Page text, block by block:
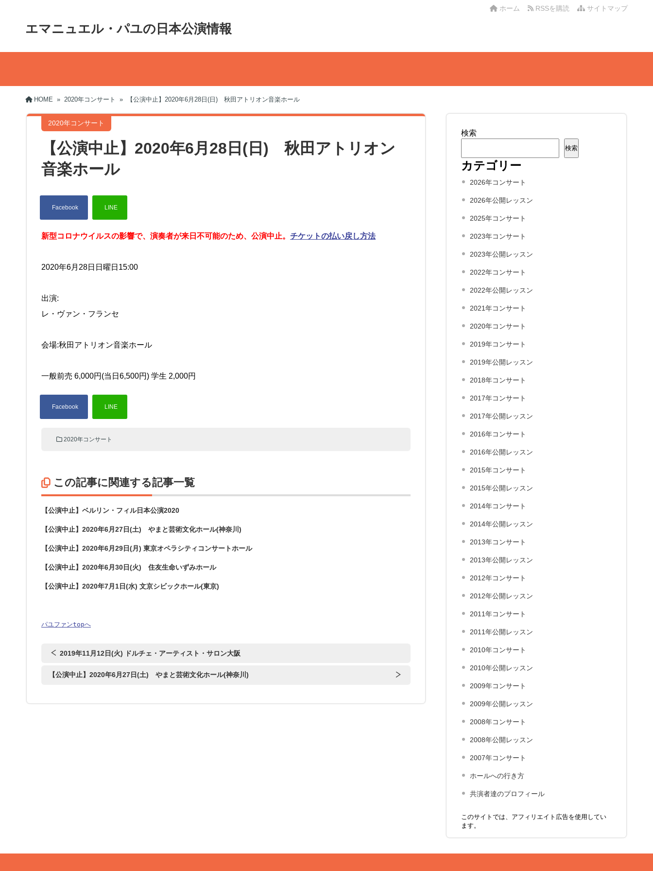
サイトマップ
RSSを購読
ホーム
エマニュエル・パユの日本公演情報
HOME » 2020年コンサート » 【公演中止】2020年6月28日(日) 秋田アトリオン音楽ホール
2020年コンサート
【公演中止】2020年6月28日(日) 秋田アトリオン
音楽ホール
新型コロナウイルスの影響で、演奏者が来日不可能のため、公演中止。 チケットの払い戻し方法
2020年6月28日日曜日15:00
出演:
レ・ヴァン・フランセ
会場:秋田アトリオン音楽ホール
一般前売 6,000円(当日6,500円) 学生 2,000円
2020年コンサート
この記事に関連する記事一覧
【公演中止】ベルリン・フィル日本公演2020
【公演中止】2020年6月27日(土) やまと芸術文化ホール(神奈川)
【公演中止】2020年6月29日(月) 東京オペラシティコンサートホール
【公演中止】2020年6月30日(火) 住友生命いずみホール
【公演中止】2020年7月1日(水) 文京シビックホール(東京)
パユファンtopへ
2019年11月12日(火) ドルチェ・アーティスト・サロン大阪
【公演中止】2020年6月27日(土) やまと芸術文化ホール(神奈川)
検索
検索
カテゴリー
2026年コンサート
2026年公開レッスン
2025年コンサート
2023年コンサート
2023年公開レッスン
2022年コンサート
2022年公開レッスン
2021年コンサート
2020年コンサート
2019年コンサート
2019年公開レッスン
2018年コンサート
2017年コンサート
2017年公開レッスン
2016年コンサート
2016年公開レッスン
2015年コンサート
2015年公開レッスン
2014年コンサート
2014年公開レッスン
2013年コンサート
2013年公開レッスン
2012年コンサート
2012年公開レッスン
2011年コンサート
2011年公開レッスン
2010年コンサート
2010年公開レッスン
2009年コンサート
2009年公開レッスン
2008年コンサート
2008年公開レッスン
2007年コンサート
ホールへの行き方
共演者達のプロフィール
このサイトでは、アフィリエイト広告を使用してい
ます。